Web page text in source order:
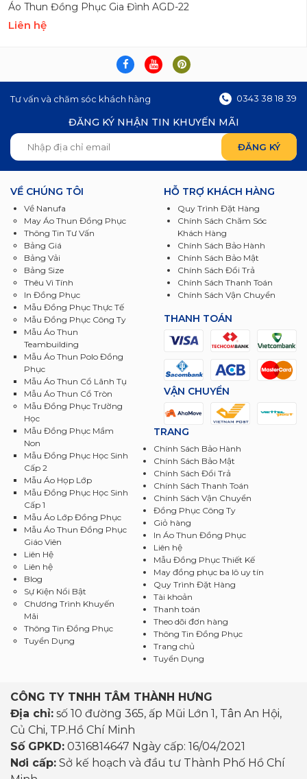
Áo Thun Đồng Phục Gia Đình AGD-22
Liên hệ
Tư vấn và chăm sóc khách hàng 0343 38 18 39
ĐĂNG KÝ NHẬN TIN KHUYẾN MÃI
VỀ CHÚNG TÔI
Về Nanufa
May Áo Thun Đồng Phục
Thông Tin Tư Vấn
Bảng Giá
Bảng Vải
Bảng Size
Thêu Vi Tính
In Đồng Phục
Mẫu Đồng Phục Thực Tế
Mẫu Đồng Phục Công Ty
Mẫu Áo Thun
Teambuilding
Mẫu Áo Thun Polo Đồng
Phục
Mẫu Áo Thun Cổ Lãnh Tụ
Mẫu Áo Thun Cổ Tròn
Mẫu Đồng Phục Trường
Học
Mẫu Đồng Phục Mầm
Non
Mẫu Đồng Phục Học Sinh
Cấp 2
Mẫu Áo Họp Lớp
Mẫu Đồng Phục Học Sinh
Cấp 1
Mẫu Áo Lớp Đồng Phục
Mẫu Áo Thun Đồng Phục
Giáo Viên
Liên Hệ
Liên hệ
Blog
Sự Kiện Nổi Bật
Chương Trình Khuyến
Mãi
Thông Tin Đồng Phục
Tuyển Dụng
HỖ TRỢ KHÁCH HÀNG
Quy Trình Đặt Hàng
Chính Sách Chăm Sóc
Khách Hàng
Chính Sách Bảo Hành
Chính Sách Bảo Mật
Chính Sách Đổi Trả
Chính Sách Thanh Toán
Chính Sách Vận Chuyển
THANH TOÁN
VẬN CHUYỂN
TRANG
Chính Sách Bảo Hành
Chính Sách Bảo Mật
Chính Sách Đổi Trả
Chính Sách Thanh Toán
Chính Sách Vận Chuyển
Đồng Phục Công Ty
Giỏ hàng
In Áo Thun Đồng Phục
Liên hệ
Mẫu Đồng Phục Thiết Kế
May đồng phục ba lô uy tín
Quy Trình Đặt Hàng
Tài khoản
Thanh toán
Theo dõi đơn hàng
Thông Tin Đồng Phục
Trang chủ
Tuyển Dụng
CÔNG TY TNHH TÂM THÀNH HƯNG
Địa chỉ: số 10 đường 365, ấp Mũi Lớn 1, Tân An Hội,
Củ Chi, TP.Hồ Chí Minh
Số GPKD: 0316814647 Ngày cấp: 16/04/2021
Nơi cấp: Sở kế hoạch và đầu tư Thành Phố Hồ Chí